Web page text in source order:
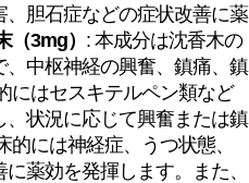
胆石症などの症状改善に薬
（3mg） : 本成分は沈香木の
中枢神経の興奮、鎮痛、鎮
にはセスキテルペン類など
状況に応じて興奮または鎮
には神経症、うつ状態、
薬効を発揮します。また、